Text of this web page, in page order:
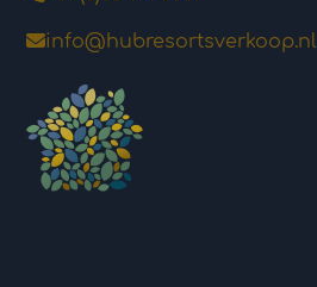
info@hubresortsverkoop.nl